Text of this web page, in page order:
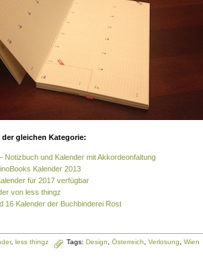
gleichen Kategorie:
Notizbuch und Kalender mit Akkordeonfaltung
Kalender 2013
für 2017 verfügbar
von less thingz
16 Kalender der Buchbinderei Rost
, less thingz Tags: Design Österreich Verlosung Wien